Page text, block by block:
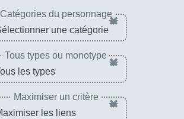
Catégories du personnage×
Tous types ou monotype ×
Maximiser un critère ×